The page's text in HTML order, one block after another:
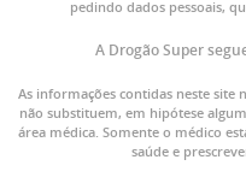
pedindo dados pessoais,
A Drogão Super
As informações contidas neste site
não substituem, em hipótese
área médica. Somente o médico
saúde e